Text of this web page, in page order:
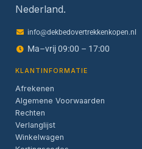
Nederland.
info@dekbedovertrekkenkopen.nl
Ma–vrij 09:00 – 17:00
KLANTINFORMATIE
Afrekenen
Algemene Voorwaarden
Rechten
Verlanglijst
Winkelwagen